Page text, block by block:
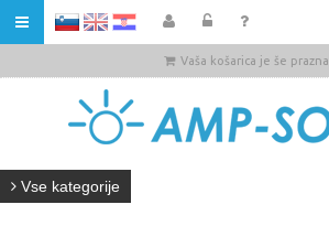
HR
Vaša košarica je še prazna
Vse kategorije